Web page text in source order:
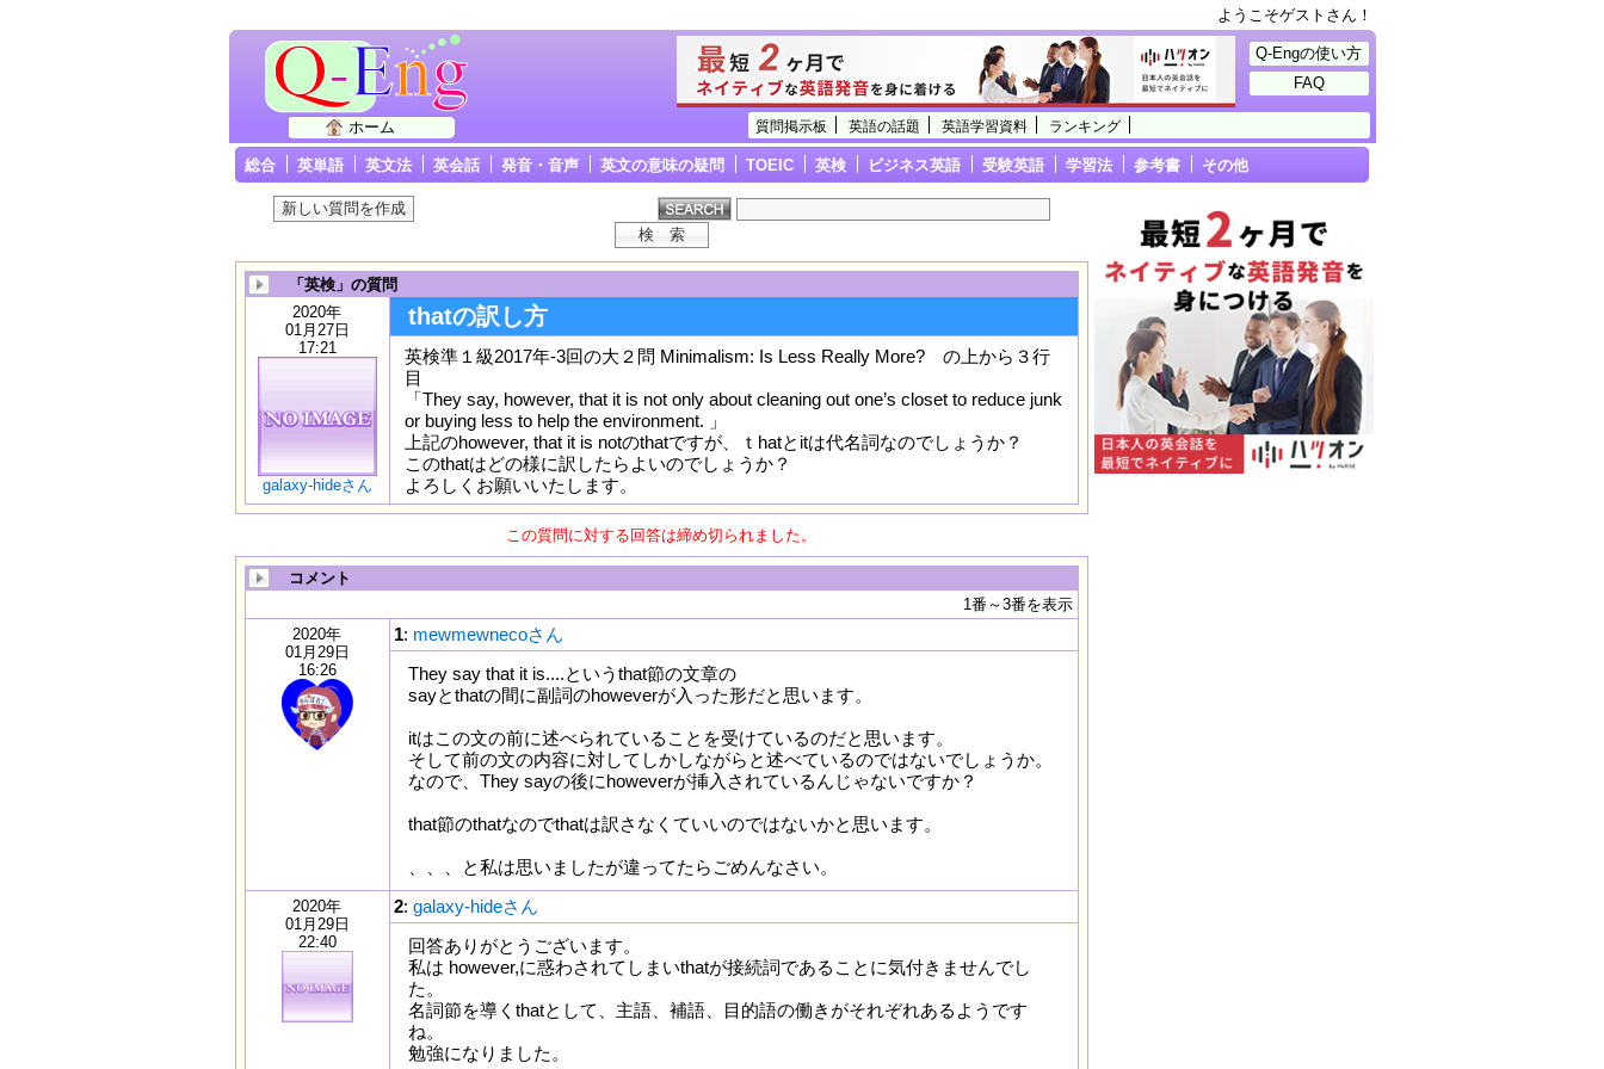
ようこそゲストさん！
質問掲示板 英語の話題 英語学習資料 ランキング
ホーム
Q-Engの使い方
FAQ
総合 英単語 英文法 英会話 発音・音声 英文の意味の疑問 TOEIC 英検 ビジネス英語 受験英語 学習法 参考書 その他
「英検」の質問
2020年
01月27日
17:21
galaxy-hideさん
thatの訳し方
英検準１級2017年-3回の大２問 Minimalism: Is Less Really More? の上から３行
目
「They say, however, that it is not only about cleaning out one’s closet to reduce junk
or buying less to help the environment. 」
上記のhowever, that it is notのthatですが、ｔhatとitは代名詞なのでしょうか？
このthatはどの様に訳したらよいのでしょうか？
よろしくお願いいたします。
この質問に対する回答は締め切られました。
コメント
1番～3番を表示
2020年
01月29日
16:26
1: mewmewnecoさん
They say that it is....というthat節の文章の
sayとthatの間に副詞のhoweverが入った形だと思います。
itはこの文の前に述べられていることを受けているのだと思います。
そして前の文の内容に対してしかしながらと述べているのではないでしょうか。
なので、They sayの後にhoweverが挿入されているんじゃないですか？
that節のthatなのでthatは訳さなくていいのではないかと思います。
、、、と私は思いましたが違ってたらごめんなさい。
2020年
01月29日
22:40
2: galaxy-hideさん
回答ありがとうございます。
私は however,に惑わされてしまいthatが接続詞であることに気付きませんでし
た。
名詞節を導くthatとして、主語、補語、目的語の働きがそれぞれあるようです
ね。
勉強になりました。